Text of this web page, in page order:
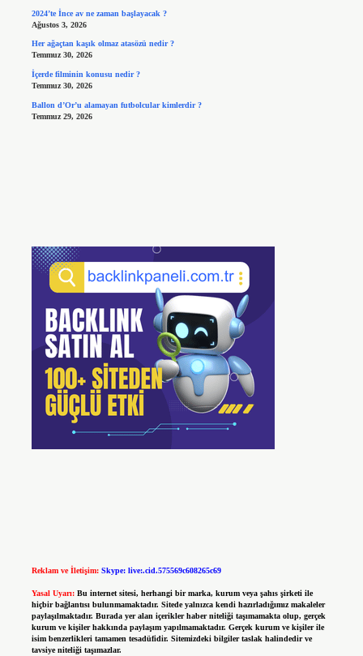
2024’te İnce av ne zaman başlayacak ?
Ağustos 3, 2026
Her ağaçtan kaşık olmaz atasözü nedir ?
Temmuz 30, 2026
İçerde filminin konusu nedir ?
Temmuz 30, 2026
Ballon d’Or’u alamayan futbolcular kimlerdir ?
Temmuz 29, 2026
Reklam ve İletişim: Skype: live:.cid.575569c608265c69
Yasal Uyarı: Bu internet sitesi, herhangi bir marka, kurum veya şahıs şirketi ile
hiçbir bağlantısı bulunmamaktadır. Sitede yalnızca kendi hazırladığımız makaleler
paylaşılmaktadır. Burada yer alan içerikler haber niteliği taşımamakta olup, gerçek
kurum ve kişiler hakkında paylaşım yapılmamaktadır. Gerçek kurum ve kişiler ile
isim benzerlikleri tamamen tesadüfidir. Sitemizdeki bilgiler taslak halindedir ve
tavsiye niteliği taşımazlar.